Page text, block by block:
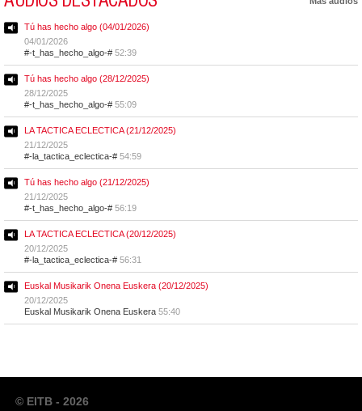
Tú has hecho algo (04/01/2026)
04/01/2026
#-t_has_hecho_algo-# 52:39
Tú has hecho algo (28/12/2025)
28/12/2025
#-t_has_hecho_algo-# 55:09
LA TACTICA ECLECTICA (21/12/2025)
21/12/2025
#-la_tactica_eclectica-# 54:59
Tú has hecho algo (21/12/2025)
21/12/2025
#-t_has_hecho_algo-# 56:19
LA TACTICA ECLECTICA (20/12/2025)
20/12/2025
#-la_tactica_eclectica-# 56:31
Euskal Musikarik Onena Euskera (20/12/2025)
20/12/2025
Euskal Musikarik Onena Euskera 55:40
© EITB - 2026